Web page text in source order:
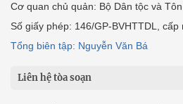
Cơ quan chủ quản: Bộ Dân tộc và
Số giấy phép: 146/GP-BVHTTDL,
Tổng biên tập: Nguyễn Văn Bá
Liên hệ tòa soạn